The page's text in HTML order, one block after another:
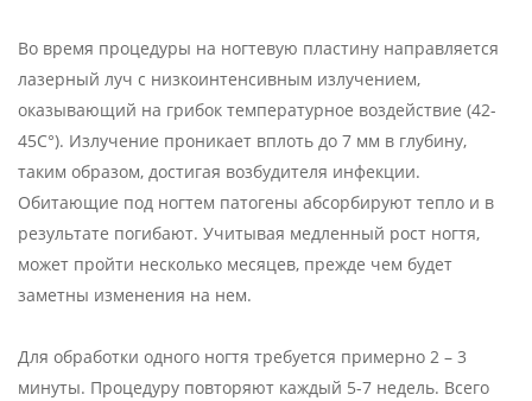
Во время процедуры на ногтевую пластину направляется
лазерный луч с низкоинтенсивным излучением,
оказывающий на грибок температурное воздействие (42-
45C°). Излучение проникает вплоть до 7 мм в глубину,
таким образом, достигая возбудителя инфекции.
Обитающие под ногтем патогены абсорбируют тепло и в
результате погибают. Учитывая медленный рост ногтя,
может пройти несколько месяцев, прежде чем будет
заметны изменения на нем.
Для обработки одного ногтя требуется примерно 2 – 3
минуты. Процедуру повторяют каждый 5-7 недель. Всего